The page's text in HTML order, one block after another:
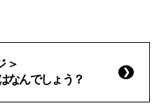
＞
なんでしょう？